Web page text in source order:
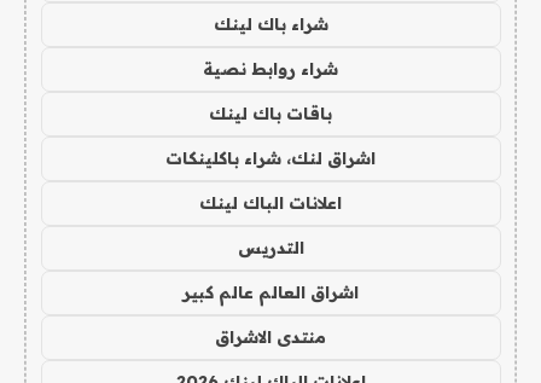
شراء باك لينك
شراء روابط نصية
باقات باك لينك
اشراق لنك، شراء باكلينكات
اعلانات الباك لينك
التدريس
اشراق العالم عالم كبير
منتدى الاشراق